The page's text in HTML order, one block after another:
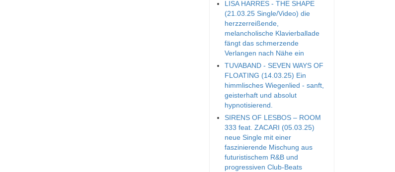
LISA HARRES - THE SHAPE
(21.03.25 Single/Video) die
herzzerreißende,
melancholische Klavierballade
fängt das schmerzende
Verlangen nach Nähe ein
TUVABAND - SEVEN WAYS OF
FLOATING (14.03.25) Ein
himmlisches Wiegenlied - sanft,
geisterhaft und absolut
hypnotisierend.
SIRENS OF LESBOS – ROOM
333 feat. ZACARI (05.03.25)
neue Single mit einer
faszinierende Mischung aus
futuristischem R&B und
progressiven Club-Beats